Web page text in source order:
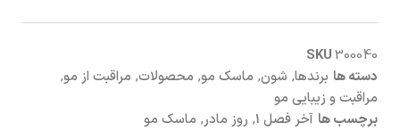
SKU300040
دسته ها برندها, شون, ماسک مو, محصولات, مراقبت از مو,
مراقبت و زیبایی مو
برچسب ها آخر فصل 1 , روز مادر, ماسک مو